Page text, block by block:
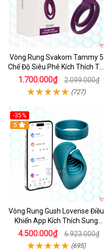
Vòng Rung Svakom Tammy 5
Chế Độ Siêu Phê Kích Thích Tối
Đa
1.700.000₫ 2.099.000₫
(727)
-35%
Hot
5
Vòng Rung Gush Lovense Điều
Khiển App Kích Thích Sung
Sướng
4.500.000₫ 6.923.000₫
(695)